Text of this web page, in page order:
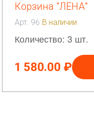
Корзина "ЛЕНА"
Арт. 96 В наличии
Количество: 3 шт.
1 580.00 ₽